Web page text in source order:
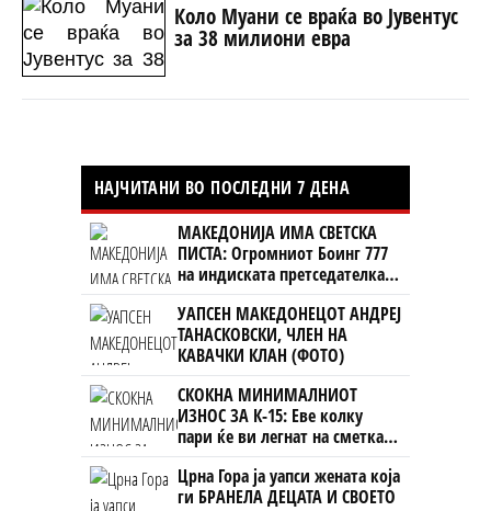
Коло Муани се враќа во Јувентус
за 38 милиони евра
НАЈЧИТАНИ ВО ПОСЛЕДНИ 7 ДЕНА
МАКЕДОНИЈА ИМА СВЕТСКА
ПИСТА: Огромниот Боинг 777
на индиската претседателка
на Меѓународниот Аеродром
Скопје
УАПСЕН МАКЕДОНЕЦОТ АНДРЕЈ
ТАНАСКОВСКИ, ЧЛЕН НА
КАВАЧКИ КЛАН (ФОТО)
СКОКНА МИНИМАЛНИОТ
ИЗНОС ЗА К-15: Еве колку
пари ќе ви легнат на сметка
годинава
Црна Гора ја уапси жената која
ги БРАНЕЛА ДЕЦАТА И СВОЕТО